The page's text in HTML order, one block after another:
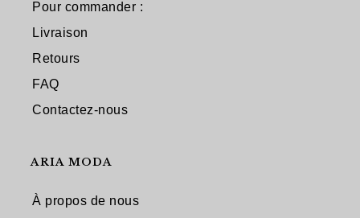
Pour commander :
Livraison
Retours
FAQ
Contactez-nous
ARIA MODA
À propos de nous